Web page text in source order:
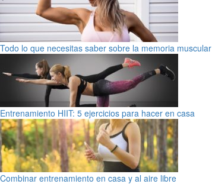
Todo lo que necesitas saber sobre la memoria muscular
Entrenamiento HIIT: 5 ejercicios para hacer en casa
Combinar entrenamiento en casa y al aire libre